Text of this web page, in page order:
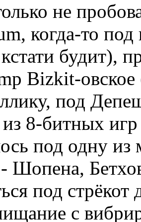
не
когда-то
будит),
Bizkit-овское
под
8-битных игр
под одну
Шопена,
под стрёкот
с